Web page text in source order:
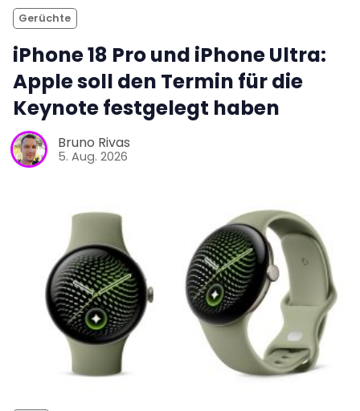
Gerüchte
iPhone 18 Pro und iPhone Ultra:
Apple soll den Termin für die
Keynote festgelegt haben
Bruno Rivas
5. Aug. 2026